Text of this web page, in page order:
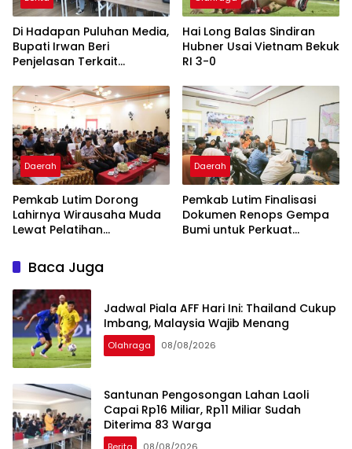
Di Hadapan Puluhan Media,
Bupati Irwan Beri
Penjelasan Terkait
Hai Long Balas Sindiran
Hubner Usai Vietnam Bekuk
RI 3-0
Daerah
Pemkab Lutim Dorong
Lahirnya Wirausaha Muda
Lewat Pelatihan
Daerah
Pemkab Lutim Finalisasi
Dokumen Renops Gempa
Bumi untuk Perkuat
Baca Juga
Jadwal Piala AFF Hari Ini: Thailand Cukup
Imbang, Malaysia Wajib Menang
Olahraga 08/08/2026
Santunan Pengosongan Lahan Laoli
Capai Rp16 Miliar, Rp11 Miliar Sudah
Diterima 83 Warga